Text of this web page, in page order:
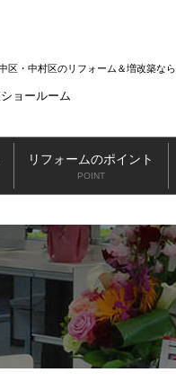
区・中村区のリフォーム＆増改築なら
リフォームのポイント
POINT